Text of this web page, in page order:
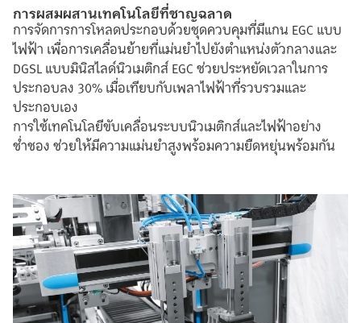
การผสมผสานเทคโนโลยีที่ชาญฉลาด
การจัดการการโหลดประกอบด้วยชุดควบคุมที่มีแกน EGC แบบ
ไฟฟ้า เพื่อการเคลื่อนย้ายที่แม่นยำไปยังตำแหน่งตัวกลางและ
DGSL แบบมินิสไลด์นิวเมติกส์ EGC ช่วยประหยัดเวลาในการ
ประกอบลง 30% เมื่อเทียบกับเพลาไฟฟ้าที่รวบรวมและ
ประกอบเอง
การใช้เทคโนโลยีขับเคลื่อนระบบนิวเมติกส์และไฟฟ้าอย่าง
ช่ำชอง ช่วยให้มีความแม่นยำสูงพร้อมความยืดหยุ่นพร้อมกัน